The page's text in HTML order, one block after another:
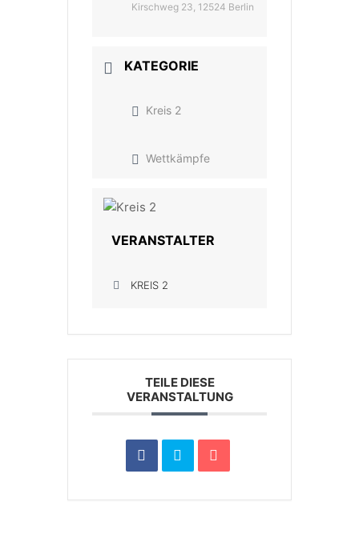
Kirschweg 23, 12524 Berlin
KATEGORIE
Kreis 2
Wettkämpfe
VERANSTALTER
KREIS 2
TEILE DIESE
VERANSTALTUNG